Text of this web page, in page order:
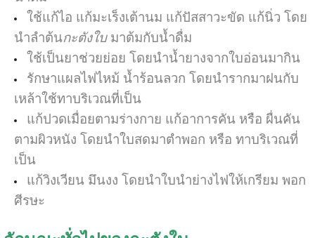
ใช้แก้ไอ แก้มะเร็งเต้านม แก้ปัสสาวะขัด แก้นิ่ว โดย
นำลำต้นกะตังใบมาต้มกับน้ำดื่ม
ใช้เป็นยาช่วยย่อย โดยนำน้ำยางจากใบอ่อนมากิน
รักษาแผลไฟไหม้ น้ำร้อนลวก โดยนำรากมาฝนกับ
เหล้าใช้ทาบริเวณที่เป็น
แก้ปวดเมื่อยตามร่างกาย แก้อาการคัน หรือ ผื่นคัน
ตามผิวหนัง โดยนำใบสดมาตำพอก หรือ ทาบริเวณที่
เป็น
แก้วิงเวียน มึนงง โดยนำใบนำย่างไฟให้เกรียม พอก
ศีรษะ